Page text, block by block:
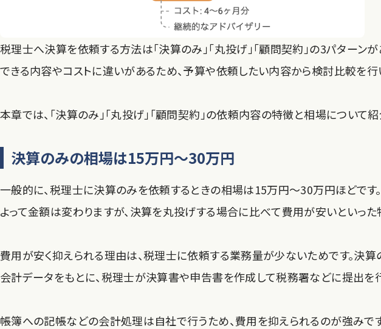
税理士へ決算を依頼する方法は「決算のみ」「丸投げ」「顧問契約」の3パターン
できる内容やコストに違いがあるため、予算や依頼したい内容から検討比較を行
本章では、「決算のみ」「丸投げ」「顧問契約」の依頼内容の特徴と相場について紹
決算のみの相場は15万円～30万円
一般的に、税理士に決算のみを依頼するときの相場は15万円～30万円ほどです
よって金額は変わりますが、決算を丸投げする場合に比べて費用が安いといった
費用が安く抑えられる理由は、税理士に依頼する業務量が少ないためです。決
会計データをもとに、税理士が決算書や申告書を作成して税務署などに提出を
帳簿への記帳などの会計処理は自社で行うため、費用を抑えられるのが強みです